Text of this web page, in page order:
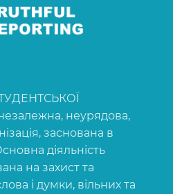
неурядова,
заснована в
діяльність
на захист та
і думки, вільних та